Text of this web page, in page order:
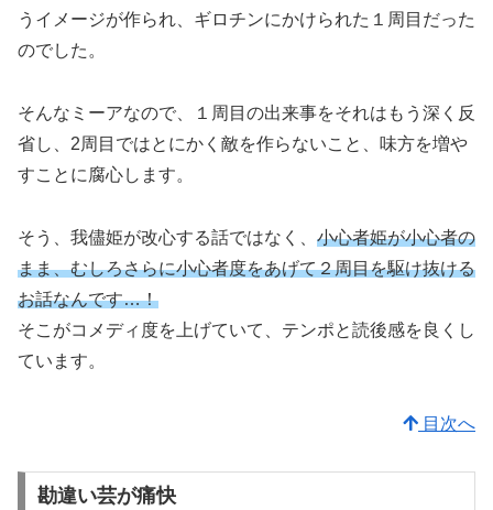
うイメージが作られ、ギロチンにかけられた１周目だった
のでした。
そんなミーアなので、１周目の出来事をそれはもう深く反
省し、2周目ではとにかく敵を作らないこと、味方を増や
すことに腐心します。
そう、我儘姫が改心する話ではなく、 小心者姫が小心者の
まま、むしろさらに小心者度をあげて２周目を駆け抜ける
お話なんです…！
そこがコメディ度を上げていて、テンポと読後感を良くし
ています。
目次へ
勘違い芸が痛快